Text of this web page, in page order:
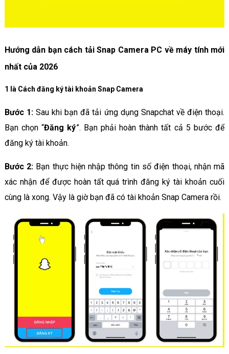
Hướng dẫn bạn cách tải Snap Camera PC về máy tính mới
nhất của 2026
1 là Cách đăng ký tài khoản Snap Camera
Bước 1: Sau khi bạn đã tải ứng dụng Snapchat về điện thoại.
Bạn chọn “Đăng ký”. Bạn phải hoàn thành tất cả 5 bước để
đăng ký tài khoản.
Bước 2: Bạn thực hiện nhập thông tin số điện thoại, nhận mã
xác nhận để được hoàn tất quá trình đăng ký tài khoản cuối
cùng là xong. Vậy là giờ bạn đã có tài khoản Snap Camera rồi.